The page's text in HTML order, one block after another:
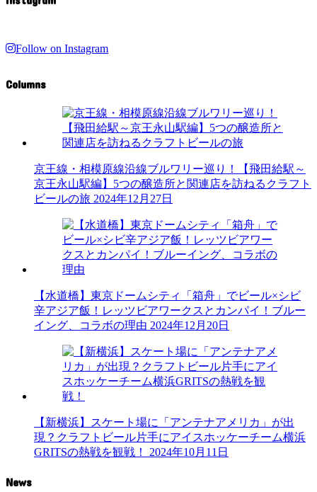
Follow on Instagram
Columns
京王線・相模原線沿線ブルワリー巡り！【飛田給駅～
京王永山駅編】5つの醸造所と関連店を訪ねるクラフト
ビールの旅 2024年12月27日
【水道橋】東京ドームシティ「箱舟」でビール×シビ
辛アジア飯！レッツビアワークスとカンパイ！ブルー
イング、コラボの理由 2024年12月20日
【新横浜】スケート場に「アンテナアメリカ」が出
現？クラフトビール片手にアイスホッケーチーム横浜
GRITSの熱戦を観戦！
2024年10月11日
News